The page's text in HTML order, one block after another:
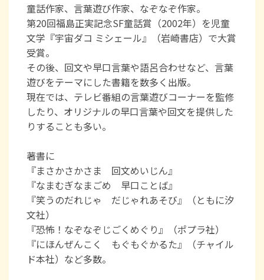
童話作家、言葉遊び作家、なぞなぞ作家。
第20回福島正実記念SF童話賞（2002年）を児童
文学『宇宙ダコ ミシェール』（岩崎書店）で大賞
受賞。
その後、回文や早口言葉や語呂合わせなど、言葉
遊びをテーマにした書籍を数多く出版。
現在では、テレビ番組の言葉遊びコーナーを監修
したり、オリジナルの早口言葉や回文を提供した
りすることも多い。
著書に
『まさかさかさま 回文めいじん』
『なまむぎなまごめ 早口ことば』
『笑うのだれじゃ だじゃれあそび』（ともに汐
文社）
『恐怖！なぞなぞじごくめぐり』（ポプラ社）
『にほんぜんこく もぐもぐかるた』（チャイル
ド本社）など多数。